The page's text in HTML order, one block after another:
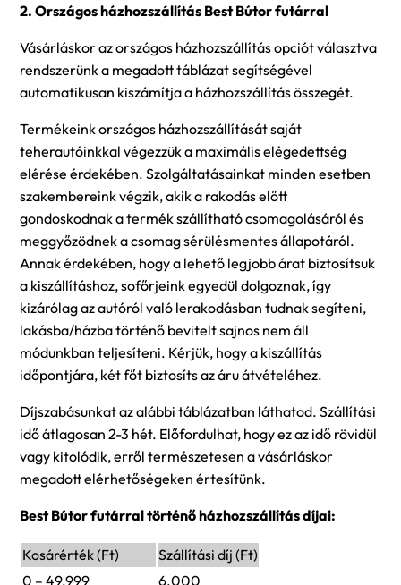
2. Országos házhozszállítás Best Bútor futárral
Vásárláskor az országos házhozszállítás opciót választva
rendszerünk a megadott táblázat segítségével
automatikusan kiszámítja a házhozszállítás összegét.
Termékeink országos házhozszállítását saját
teherautóinkkal végezzük a maximális elégedettség
elérése érdekében. Szolgáltatásainkat minden esetben
szakembereink végzik, akik a rakodás előtt
gondoskodnak a termék szállítható csomagolásáról és
meggyőzödnek a csomag sérülésmentes állapotáról.
Annak érdekében, hogy a lehető legjobb árat biztosítsuk
a kiszállításhoz, sofőrjeink egyedül dolgoznak, így
kizárólag az autóról való lerakodásban tudnak segíteni,
lakásba/házba történő bevitelt sajnos nem áll
módunkban teljesíteni. Kérjük, hogy a kiszállítás
időpontjára, két főt biztosíts az áru átvételéhez.
Díjszabásunkat az alábbi táblázatban láthatod. Szállítási
idő átlagosan 2-3 hét. Előfordulhat, hogy ez az idő rövidül
vagy kitolódik, erről természetesen a vásárláskor
megadott elérhetőségeken értesítünk.
Best Bútor futárral történő házhozszállítás díjai:
Kosárérték (Ft)
Szállítási díj (Ft)
0 – 49.999
6.000